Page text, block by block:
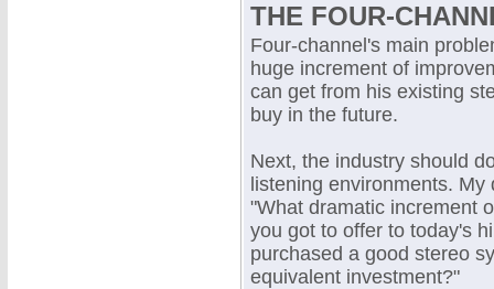
THE FOUR-
Four-channel's main
huge increment of
can get from his existing
buy in the future.
Next, the industry should
listening environments.
"What dramatic increment
you got to offer to today's
purchased a good stereo
equivalent investment?"